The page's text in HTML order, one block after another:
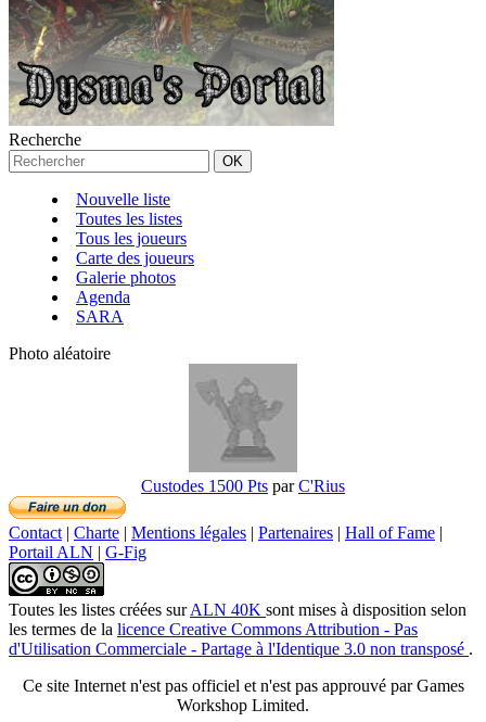
Recherche
Nouvelle liste
Toutes les listes
Tous les joueurs
Carte des joueurs
Galerie photos
Agenda
SARA
Photo aléatoire
Custodes 1500 Pts parC'Rius
Contact | Charte | Mentions légales | Partenaires | Hall of Fame |
Portail ALN | G-Fig
Toutes les listes créées surALN 40K sont mises à disposition selon
les termes de la licence Creative Commons Attribution - Pas
d'Utilisation Commerciale - Partage à l'Identique 3.0 non transposé .
Ce site Internet n'est pas officiel et n'est pas approuvé par Games
Workshop Limited.